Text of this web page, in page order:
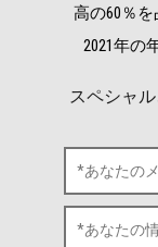
高の60％を
2021年の
スペシャ